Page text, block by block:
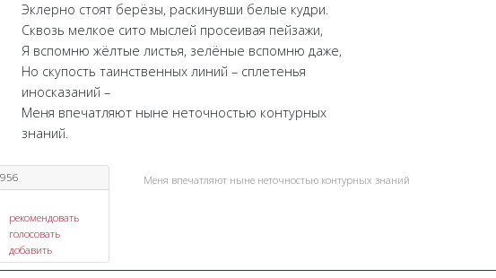
Эклерно стоят берёзы, раскинувши белые кудри.
Сквозь мелкое сито мыслей просеивая пейзажи,
Я вспомню жёлтые листья, зелёные вспомню даже,
Но скупость таинственных линий – сплетенья
иносказаний –
Меня впечатляют ныне неточностью контурных
знаний.
рекомендовать
голосовать
добавить
Меня впечатляют ныне неточностью контурных знаний